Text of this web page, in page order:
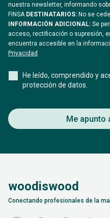
nuestra newsletter, informando
FINSADESTINATARIOS: No se
INFORMACIÓN ADICIONAL: Se
acceso, rectificación o supresión,
encuentra accesible en la
Privacidad
He leído, comprendido y
protección de datos.
Me apunto
woodiswood
Conectando profesionales de la